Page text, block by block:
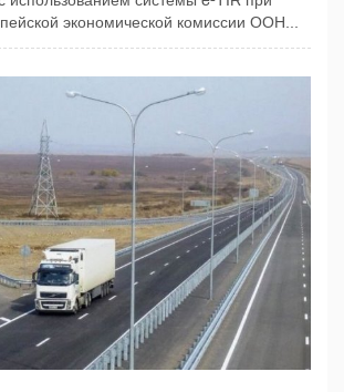
экономической комиссии ООН...